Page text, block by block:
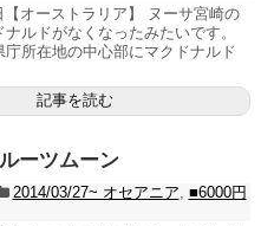
【オーストラリア】 ヌーサ宮崎の
ルドがなくなったみたいです。
庁所在地の中心部にマクドナルド
記事を読む
ーツムーン
2014/03/27~ オセアニア, ■6000円